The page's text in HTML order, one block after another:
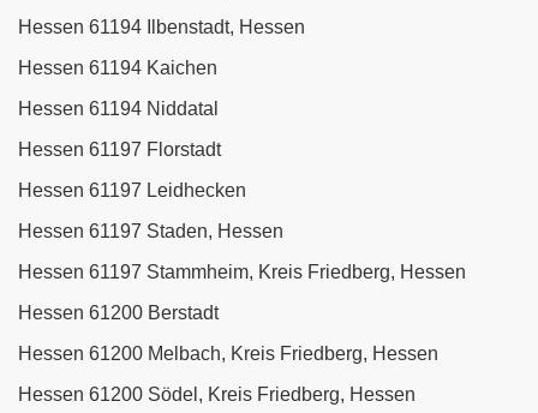
Hessen 61194 Ilbenstadt, Hessen
Hessen 61194 Kaichen
Hessen 61194 Niddatal
Hessen 61197 Florstadt
Hessen 61197 Leidhecken
Hessen 61197 Staden, Hessen
Hessen 61197 Stammheim, Kreis Friedberg, Hessen
Hessen 61200 Berstadt
Hessen 61200 Melbach, Kreis Friedberg, Hessen
Hessen 61200 Södel, Kreis Friedberg, Hessen